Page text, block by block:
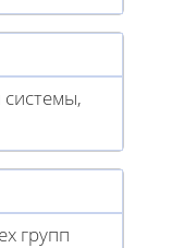
системы,
групп